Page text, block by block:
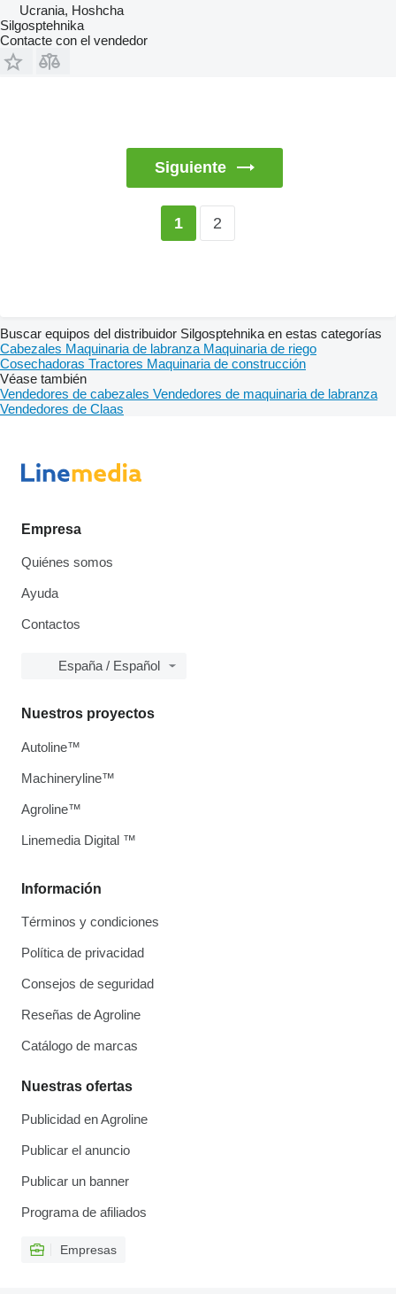
Ucrania, Hoshcha
Silgosptehnika
Contacte con el vendedor
Siguiente
1 2
Buscar equipos del distribuidor Silgosptehnika en estas categorías
Cabezales Maquinaria de labranza Maquinaria de riego
Cosechadoras Tractores Maquinaria de construcción
Véase también
Vendedores de cabezales Vendedores de maquinaria de labranza
Vendedores de Claas
Empresa
Quiénes somos
Ayuda
Contactos
España / Español
Información
Términos y condiciones
Política de privacidad
Consejos de seguridad
Reseñas de Agroline
Catálogo de marcas
Nuestras ofertas
Publicidad en Agroline
Publicar el anuncio
Publicar un banner
Programa de afiliados
Empresas
Nuestros proyectos
Autoline™
Machineryline™
Agroline™
Linemedia Digital ™